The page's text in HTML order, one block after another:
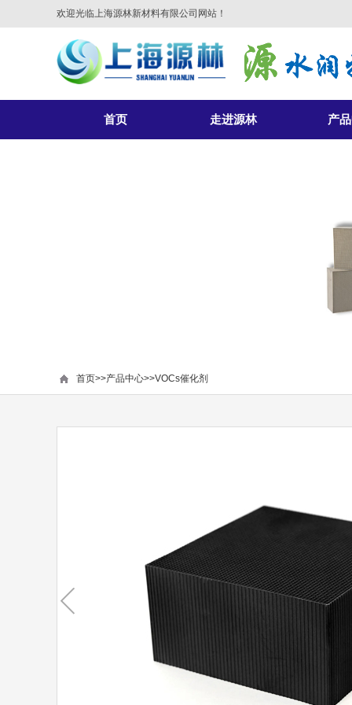
欢迎光临上海源林新材料有限公司网站！
首页 走进源林 产
首页>>产品中心>>VOCs催化剂